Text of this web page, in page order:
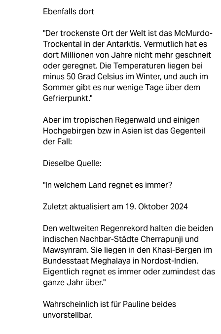
Ebenfalls dort
"Der trockenste Ort der Welt ist das McMurdo-
Trockental in der Antarktis. Vermutlich hat es
dort Millionen von Jahre nicht mehr geschneit
oder geregnet. Die Temperaturen liegen bei
minus 50 Grad Celsius im Winter, und auch im
Sommer gibt es nur wenige Tage über dem
Gefrierpunkt."
Aber im tropischen Regenwald und einigen
Hochgebirgen bzw in Asien ist das Gegenteil
der Fall:
Dieselbe Quelle:
"In welchem Land regnet es immer?
Zuletzt aktualisiert am 19. Oktober 2024
Den weltweiten Regenrekord halten die beiden
indischen Nachbar-Städte Cherrapunji und
Mawsynram. Sie liegen in den Khasi-Bergen im
Bundesstaat Meghalaya in Nordost-Indien.
Eigentlich regnet es immer oder zumindest das
ganze Jahr über."
Wahrscheinlich ist für Pauline beides
unvorstellbar.